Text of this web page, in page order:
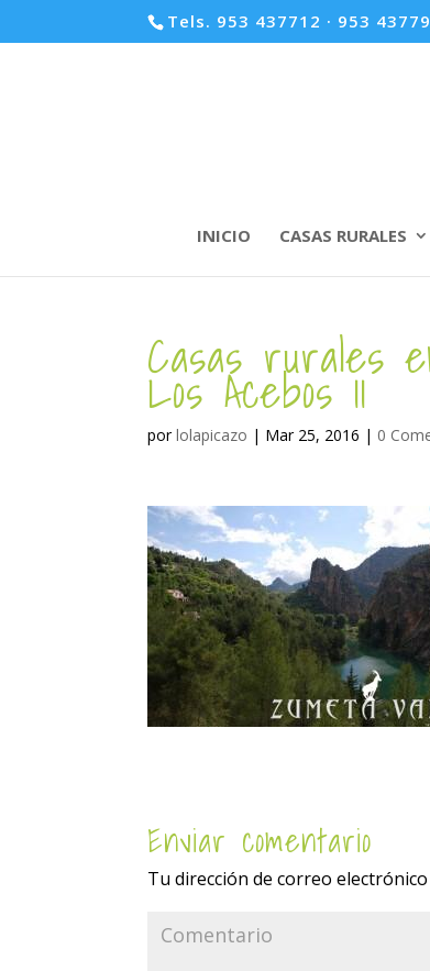
Tels. 953 437712 · 953
INICIO CASAS RURALES
Casas rurales
Los Acebos 11
porlolapicazo | Mar 25, 2016 | 0
Enviar comentario
Tu dirección de correo